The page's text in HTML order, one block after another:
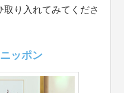
り入れてみてくださ
ッポン